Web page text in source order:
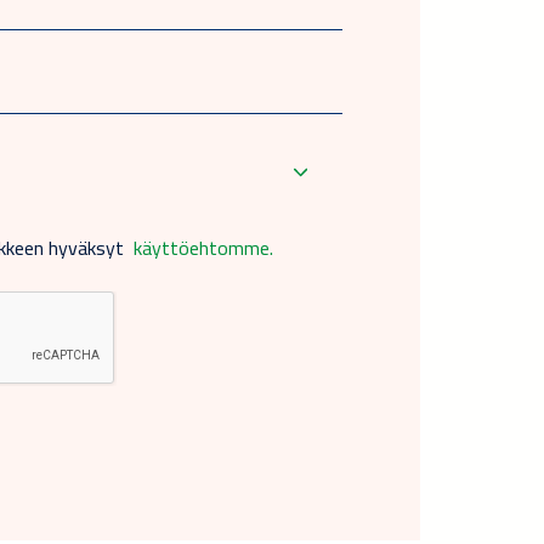
hyväksyt käyttöehtomme.